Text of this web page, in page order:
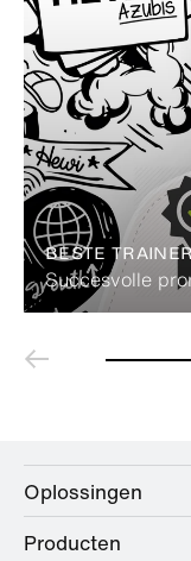
BESTE
Succesvolle
Oplossingen
Care
Producten